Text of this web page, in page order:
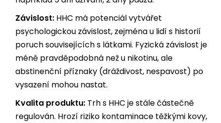
Závislost: HHC má potenciál vytvářet
psychologickou závislost, zejména u lidí s historií
poruch souvisejících s látkami. Fyzická závislost je
méně pravděpodobná než u nikotinu, ale
abstinenční příznaky (dráždivost, nespavost) po
vysazení mohou nastat.
Kvalita produktu: Trh s HHC je stále částečně
regulován. Hrozí riziko kontaminace těžkými kovy,